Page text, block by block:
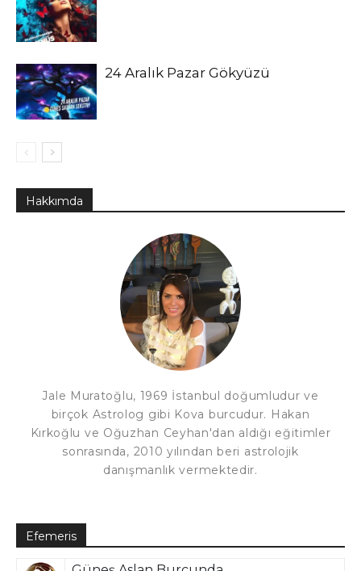
24 Aralık Pazar Gökyüzü
Hakkımda
Jale Muratoğlu, 1969 İstanbul doğumludur ve
birçok Astrolog gibi Kova burcudur. Hakan
Kırkoğlu ve Oğuzhan Ceyhan'dan aldığı eğitimler
sonrasında, 2010 yılından beri astrolojik
danışmanlık vermektedir.
Efemeris